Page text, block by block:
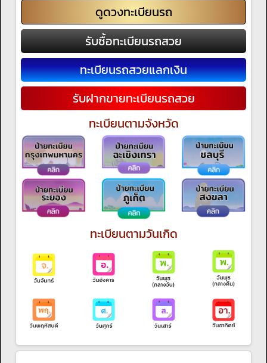
ดูดวงทะเบียนรถ
รับซื้อทะเบียนรถสวย
ทะเบียนรถสวยแลกเงิน
รับฝากขายทะเบียนรถสวย
ทะเบียนตามจังหวัด
ทะเบียนตามวันเกิด